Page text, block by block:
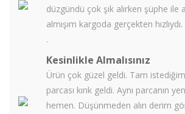
düzgündü çok şık alırken şüphe ile
almışım kargoda gerçekten hızlıydı.
.
Kesinlikle Almalısınız
Ürün çok güzel geldi. Tam
parcası kırık geldi. Aynı parcanın
hemen. Düşünmeden alın derim